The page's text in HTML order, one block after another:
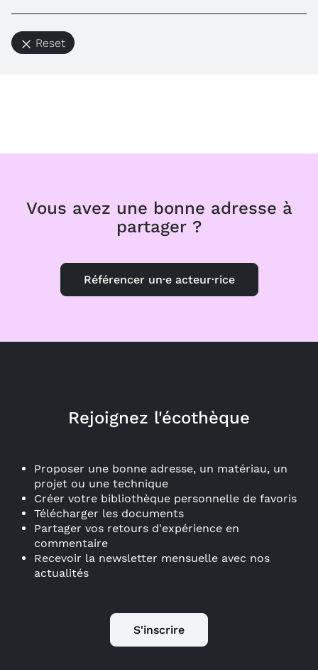
Reset
Vous avez une bonne adresse à
partager ?
Référencer un·e acteur·rice
Rejoignez l'écothèque
Proposer une bonne adresse, un matériau, un
projet ou une technique
Créer votre bibliothèque personnelle de favoris
Télécharger les documents
Partager vos retours d'expérience en
commentaire
Recevoir la newsletter mensuelle avec nos
actualités
S'inscrire